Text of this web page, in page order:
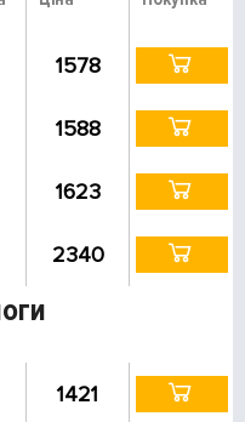
1578
1588
1623
2340
1421